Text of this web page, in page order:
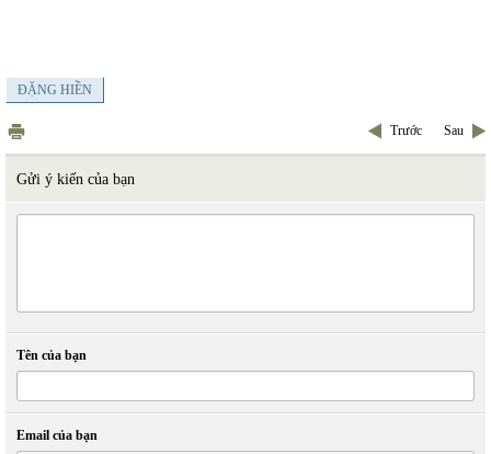
ĐẶNG HIỀN
Trước Sau
Gửi ý kiến của bạn
Tên của bạn
Email của bạn